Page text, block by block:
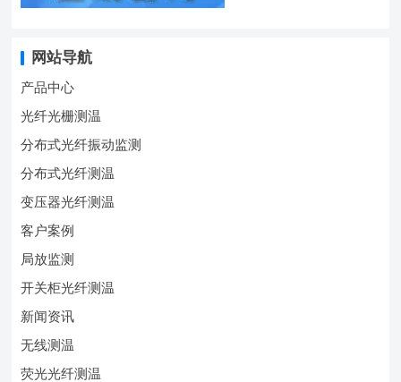
网站导航
产品中心
光纤光栅测温
分布式光纤振动监测
分布式光纤测温
变压器光纤测温
客户案例
局放监测
开关柜光纤测温
新闻资讯
无线测温
荧光光纤测温